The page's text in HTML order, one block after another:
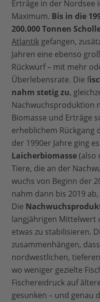
Erträge in der Nordsee
Maximum. Bis in die
200.000 Tonnen
Atlantik gefangen,
Jahren eine ebenso
Rückwurf – mit mehr
Überlebensrate. Die f
nahm stetig zu,
Nachwuchsproduktion
Biomasse und Erträge
erheblichem Rückgang
der 1990er Jahre ging
Laicherbiomasse(also
Tiere, die an der
wuchs von Beginn der
nahm dann bis 2019
Die
langjährigen Mittelwert
etwas zu stabilisieren.
zusammenhängen,
nordwestlichen,
wo weniger gezielte
Fischereidruck auf
gesunken – und genau